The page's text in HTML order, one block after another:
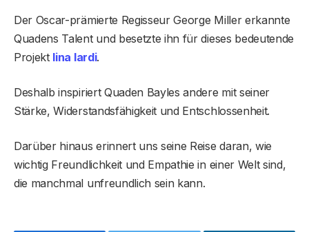
Der Oscar-prämierte Regisseur George Miller erkannte
Quadens Talent und besetzte ihn für dieses bedeutende
Projekt lina lardi.
Deshalb inspiriert Quaden Bayles andere mit seiner
Stärke, Widerstandsfähigkeit und Entschlossenheit.
Darüber hinaus erinnert uns seine Reise daran, wie
wichtig Freundlichkeit und Empathie in einer Welt sind,
die manchmal unfreundlich sein kann.